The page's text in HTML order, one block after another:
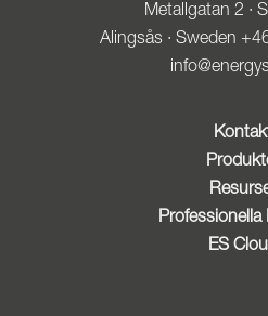
Metallgatan 2 ·
Alingsås · Sweden
Professionella
ES